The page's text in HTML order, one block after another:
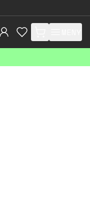
items in cart, view